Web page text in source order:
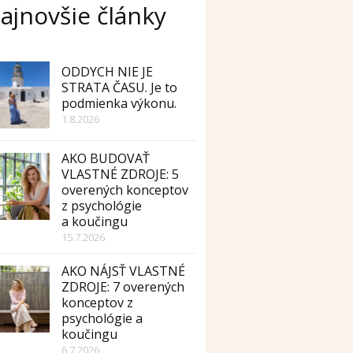
články
ODDYCH NIE JE
STRATA ČASU. Je to
podmienka výkonu.
1.8.2026
AKO BUDOVAŤ
VLASTNÉ ZDROJE: 5
overených konceptov
z psychológie
a koučingu
15.7.2026
AKO NÁJSŤ VLASTNÉ
ZDROJE: 7 overených
konceptov z
psychológie a
koučingu
6.7.2026